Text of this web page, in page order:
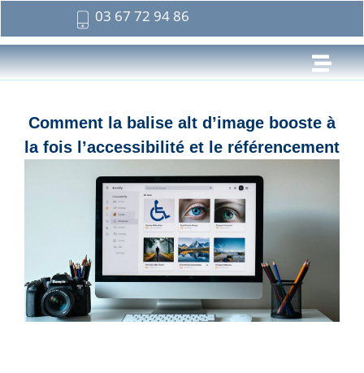
03 67 72 94 86
Comment la balise alt d’image booste à
la fois l’accessibilité et le référencement